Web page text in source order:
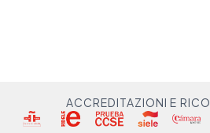
ACCREDITAZIONI E